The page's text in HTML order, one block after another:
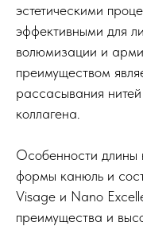
эстетическими
эффективными для
волюмизации и
преимуществом
рассасывания
коллагена.
Особенности длины
формы канюль и
Visage и Nano
преимущества и